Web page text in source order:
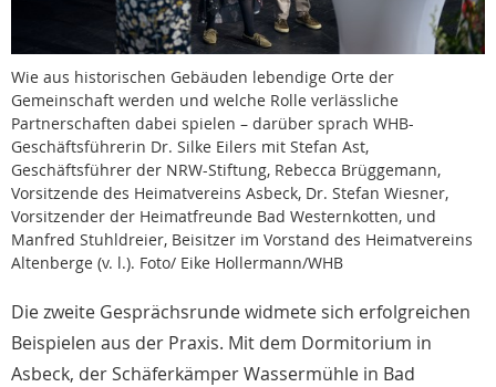
Wie aus historischen Gebäuden lebendige Orte der
Gemeinschaft werden und welche Rolle verlässliche
Partnerschaften dabei spielen – darüber sprach WHB-
Geschäftsführerin Dr. Silke Eilers mit Stefan Ast,
Geschäftsführer der NRW-Stiftung, Rebecca Brüggemann,
Vorsitzende des Heimatvereins Asbeck, Dr. Stefan Wiesner,
Vorsitzender der Heimatfreunde Bad Westernkotten, und
Manfred Stuhldreier, Beisitzer im Vorstand des Heimatvereins
Altenberge (v. l.). Foto/ Eike Hollermann/WHB
Die zweite Gesprächsrunde widmete sich erfolgreichen
Beispielen aus der Praxis. Mit dem Dormitorium in
Asbeck, der Schäferkämper Wassermühle in Bad